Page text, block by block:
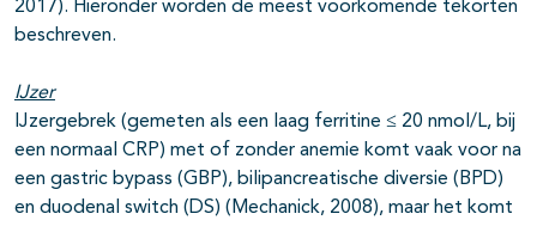
2017). Hieronder worden de meest voorkomende tekorten
beschreven.
IJzer
IJzergebrek (gemeten als een laag ferritine ≤ 20 nmol/L, bij
een normaal CRP) met of zonder anemie komt vaak voor na
een gastric bypass (GBP), bilipancreatische diversie (BPD)
en duodenal switch (DS) (Mechanick, 2008), maar het komt